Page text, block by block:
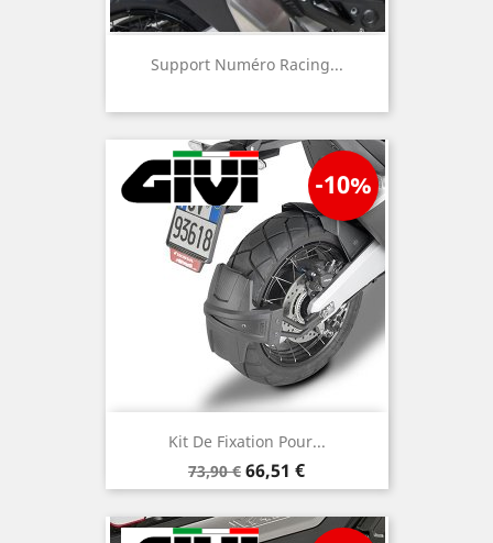
Support Numéro Racing...
Kit De Fixation Pour...
Prix
de
base
73,90 €
-10%
Prix
66,51 €